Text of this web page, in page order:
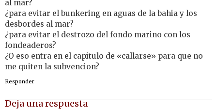
al mar?
¿para evitar el bunkering en aguas de la bahia y los
desbordes al mar?
¿para evitar el destrozo del fondo marino con los
fondeaderos?
¿O eso entra en el capitulo de «callarse» para que no
me quiten la subvencion?
Responder
Deja una respuesta